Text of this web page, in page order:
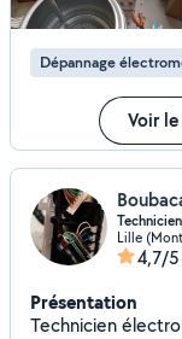
Dépannage
Voir
Lille
4,7/5
Présentation
Technicien